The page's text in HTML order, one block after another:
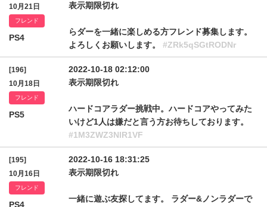
10月21日
フレンド
PS4
表示期限切れ
らダーを一緒に楽しめる方フレンド募集します。
よろしくお願いします。 #ZRk5qSGtRODNr
[196]
10月18日
フレンド
PS5
2022-10-18 02:12:00
表示期限切れ
ハードコアラダー挑戦中。ハードコアやってみた
いけど1人は嫌だと言う方お待ちしております。
#1M3ZWZ3NlR1VF
[195]
10月16日
フレンド
PS4
2022-10-16 18:31:25
表示期限切れ
一緒に遊ぶ友探してます。 ラダー&ノンラダーで